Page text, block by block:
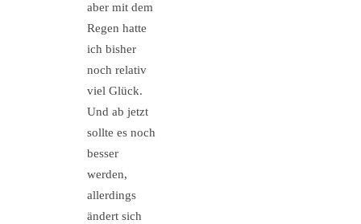
aber mit dem
Regen hatte
ich bisher
noch relativ
viel Glück.
Und ab jetzt
sollte es noch
besser
werden,
allerdings
ändert sich